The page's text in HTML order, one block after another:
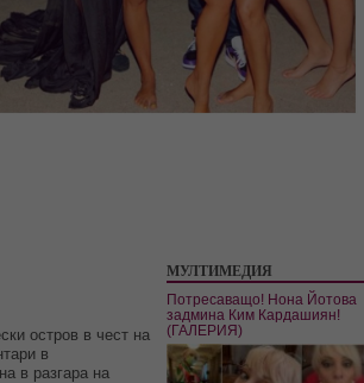
остров в чест на
в
в разгара на
МУЛТИМЕДИЯ
Потресаващо! Нона Йотова
задмина Ким Кардашиян!
(ГАЛЕРИЯ)